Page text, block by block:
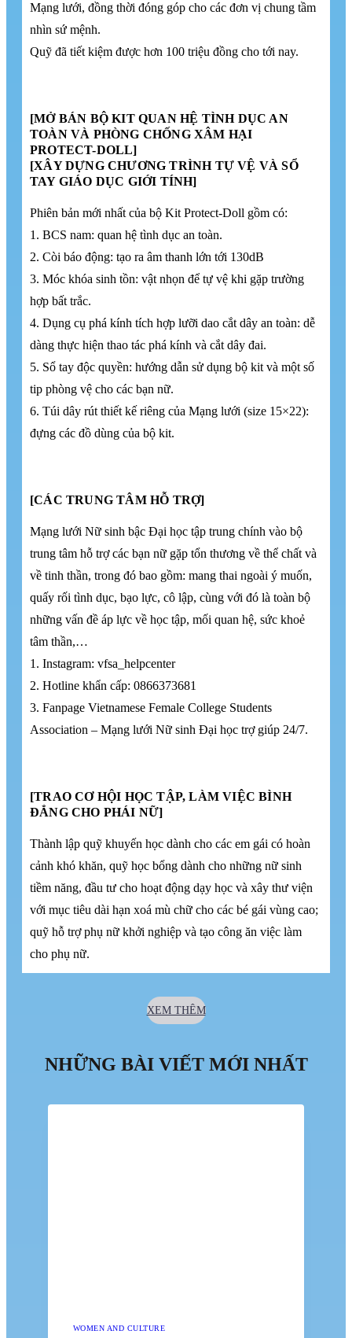
Mạng lưới, đồng thời đóng góp cho các đơn vị chung tầm
nhìn sứ mệnh.
Quỹ đã tiết kiệm được hơn 100 triệu đồng cho tới nay.
[MỞ BÁN BỘ KIT QUAN HỆ TÌNH DỤC AN
TOÀN VÀ PHÒNG CHỐNG XÂM HẠI
PROTECT-DOLL]
[XÂY DỰNG CHƯƠNG TRÌNH TỰ VỆ VÀ SỔ
TAY GIÁO DỤC GIỚI TÍNH]
Phiên bản mới nhất của bộ Kit Protect-Doll gồm có:
1. BCS nam: quan hệ tình dục an toàn.
2. Còi báo động: tạo ra âm thanh lớn tới 130dB
3. Móc khóa sinh tồn: vật nhọn để tự vệ khi gặp trường
hợp bất trắc.
4. Dụng cụ phá kính tích hợp lưỡi dao cắt dây an toàn: dễ
dàng thực hiện thao tác phá kính và cắt dây đai.
5. Sổ tay độc quyền: hướng dẫn sử dụng bộ kit và một số
tip phòng vệ cho các bạn nữ.
6. Túi dây rút thiết kế riêng của Mạng lưới (size 15×22):
đựng các đồ dùng của bộ kit.
[CÁC TRUNG TÂM HỖ TRỢ]
Mạng lưới Nữ sinh bậc Đại học tập trung chính vào bộ
trung tâm hỗ trợ các bạn nữ gặp tổn thương về thể chất và
về tinh thần, trong đó bao gồm: mang thai ngoài ý muốn,
quấy rối tình dục, bạo lực, cô lập, cùng với đó là toàn bộ
những vấn đề áp lực về học tập, mối quan hệ, sức khoẻ
tâm thần,…
1. Instagram: vfsa_helpcenter
2. Hotline khẩn cấp: 0866373681
3. Fanpage Vietnamese Female College Students
Association – Mạng lưới Nữ sinh Đại học trợ giúp 24/7.
[TRAO CƠ HỘI HỌC TẬP, LÀM VIỆC BÌNH
ĐẲNG CHO PHÁI NỮ]
Thành lập quỹ khuyến học dành cho các em gái có hoàn
cảnh khó khăn, quỹ học bổng dành cho những nữ sinh
tiềm năng, đầu tư cho hoạt động dạy học và xây thư viện
với mục tiêu dài hạn xoá mù chữ cho các bé gái vùng cao;
quỹ hỗ trợ phụ nữ khởi nghiệp và tạo công ăn việc làm
cho phụ nữ.
XEM THÊM
NHỮNG BÀI VIẾT MỚI NHẤT
WOMEN AND CULTURE